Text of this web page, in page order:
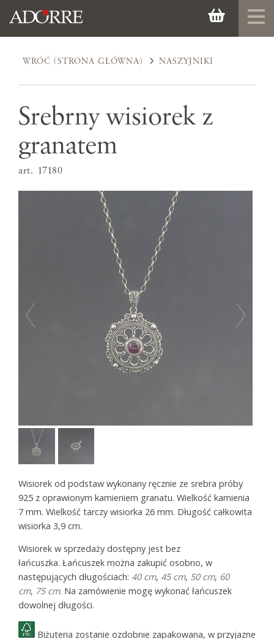
WRÓĆ (STRONA GŁÓWNA) NASZYJNIKI
Srebrny wisiorek z
granatem
art. 17180
Wisiorek od podstaw wykonany ręcznie ze srebra próby
925 z oprawionym kamieniem granatu. Wielkość kamienia
7 mm. Wielkość tarczy wisiorka 26 mm. Długość całkowita
wisiorka 3,9 cm.
Wisiorek w sprzedaży dostępny jest bez
łańcuszka. Łańcuszek można zakupić osobno, w
następujących długościach: 40 cm, 45 cm, 50 cm, 60
cm, 75 cm. Na zamówienie mogę wykonać łańcuszek
dowolnej długości.
Biżuteria zostanie ozdobnie zapakowana, w przyjazne